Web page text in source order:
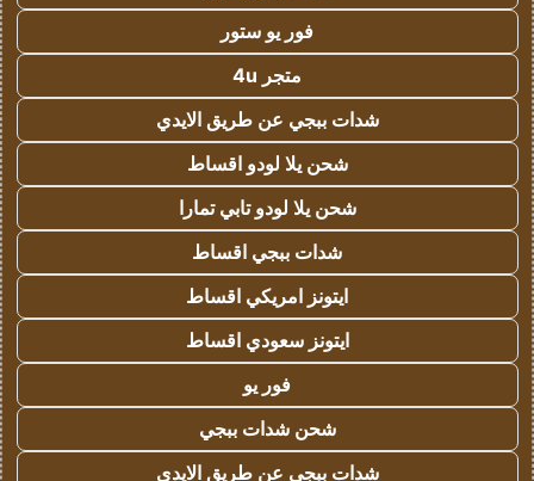
فور يو ستور
متجر 4u
شدات ببجي عن طريق الايدي
شحن يلا لودو اقساط
شحن يلا لودو تابي تمارا
شدات ببجي اقساط
ايتونز امريكي اقساط
ايتونز سعودي اقساط
فور يو
شحن شدات ببجي
شدات ببجي عن طريق الايدي